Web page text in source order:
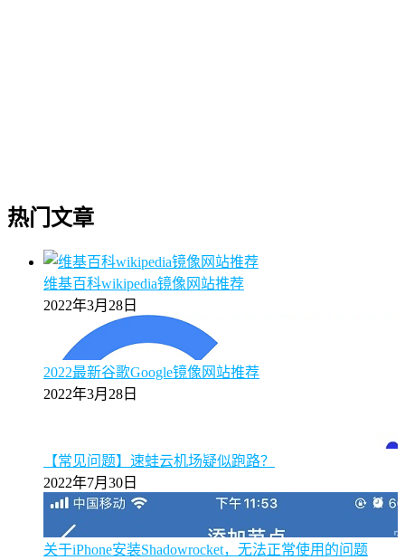
热门文章
维基百科wikipedia镜像网站推荐
2022年3月28日
2022最新谷歌Google镜像网站推荐
2022年3月28日
【常见问题】速蛙云机场疑似跑路？
2022年7月30日
关于iPhone安装Shadowrocket，无法正常使用的问题